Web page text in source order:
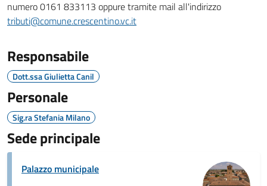
numero 0161 833113 oppure tramite mail all'indirizzo
tributi@comune.crescentino.vc.it
Responsabile
Dott.ssa Giulietta Canil
Personale
Sig.ra Stefania Milano
Sede principale
Palazzo municipale